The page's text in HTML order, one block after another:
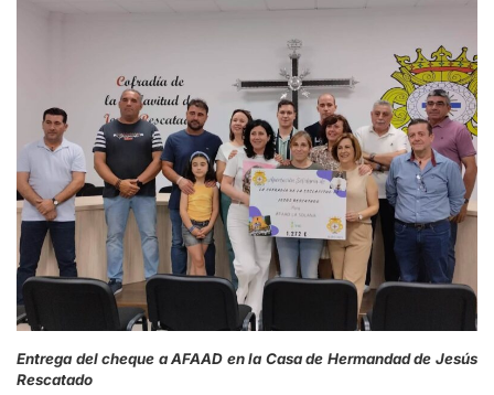
Entrega del cheque a AFAAD en la Casa de Hermandad de Jesús
Rescatado